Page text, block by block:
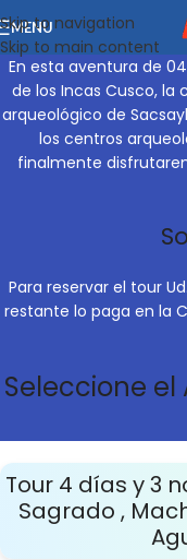
Skip to navigation
Skip to main content
MENU
En esta aventura de
de los Incas Cusco, la
arqueológico de
los centros
finalmente
Para reservar el tour
restante lo paga en la
Seleccione
Tour 4 días y 3
Sagrado ,